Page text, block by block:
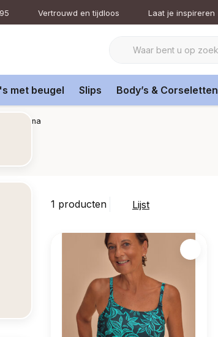
Vertrouwd en tijdloos Laat je inspireren
met beugel Slips Body’s & Corseletten
Amoena
1 producten Lijst